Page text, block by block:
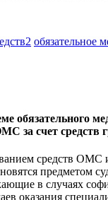
2 обязательное
обязательного
за счет средств
средств
предметом
в случаях
оказания